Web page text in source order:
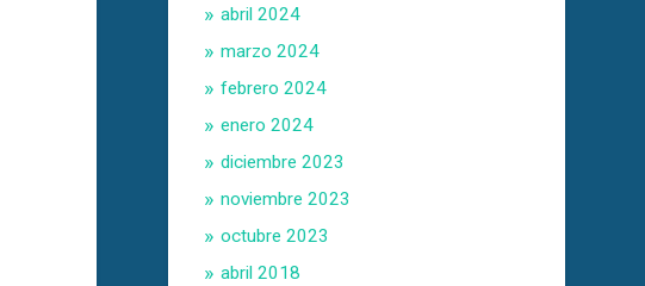
abril 2024
marzo 2024
febrero 2024
enero 2024
diciembre 2023
noviembre 2023
octubre 2023
abril 2018